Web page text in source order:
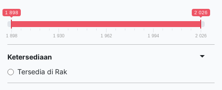
1 898 2 026
1 898 1 930 1 962 1 994 2 026
Ketersediaan
Tersedia di Rak